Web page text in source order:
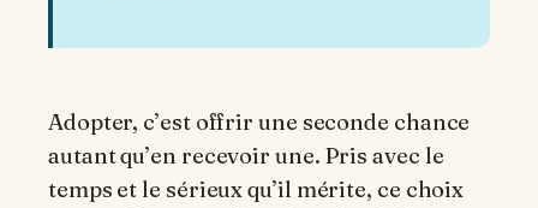
Adopter, c’est offrir une seconde chance
autant qu’en recevoir une. Pris avec le
temps et le sérieux qu’il mérite, ce choix